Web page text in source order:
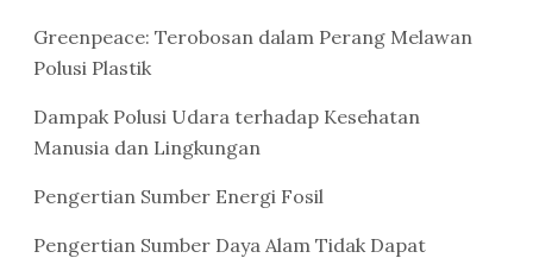
Greenpeace: Terobosan dalam Perang Melawan
Polusi Plastik
Dampak Polusi Udara terhadap Kesehatan
Manusia dan Lingkungan
Pengertian Sumber Energi Fosil
Pengertian Sumber Daya Alam Tidak Dapat